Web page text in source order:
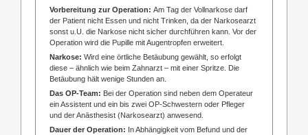
Vorbereitung zur Operation: Am Tag der Vollnarkose darf
der Patient nicht Essen und nicht Trinken, da der Narkosearzt
sonst u.U. die Narkose nicht sicher durchführen kann. Vor der
Operation wird die Pupille mit Augentropfen erweitert.
Narkose: Wird eine örtliche Betäubung gewählt, so erfolgt
diese – ähnlich wie beim Zahnarzt – mit einer Spritze. Die
Betäubung hält wenige Stunden an.
Das OP-Team: Bei der Operation sind neben dem Operateur
ein Assistent und ein bis zwei OP-Schwestern oder Pfleger
und der Anästhesist (Narkosearzt) anwesend.
Dauer der Operation: In Abhängigkeit vom Befund und der